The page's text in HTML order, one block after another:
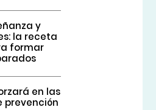
y
la receta
formar
en las
prevención